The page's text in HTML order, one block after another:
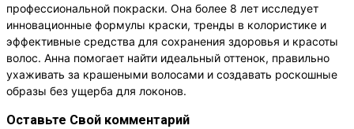
профессиональной покраски. Она более 8 лет исследует
инновационные формулы краски, тренды в колористике и
эффективные средства для сохранения здоровья и красоты
волос. Анна помогает найти идеальный оттенок, правильно
ухаживать за крашеными волосами и создавать роскошные
образы без ущерба для локонов.
Оставьте Свой комментарий